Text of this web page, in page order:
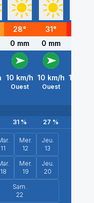
28° 31°
0 mm 0 mm
10 km/h
Ouest
10 km/h
Ouest
15
31% 27 %
11
Mer.
12
Jeu.
13
18
Mer.
19
Jeu.
20
Sam.
22